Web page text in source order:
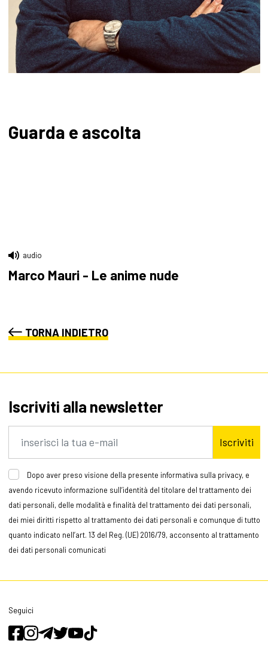
Guarda e ascolta
audio
Marco Mauri - Le anime nude
TORNA INDIETRO
Iscriviti alla newsletter
Iscriviti
Dopo aver preso visione della presente informativa sulla privacy, e
avendo ricevuto informazione sull’identità del titolare del trattamento dei
dati personali, delle modalità e finalità del trattamento dei dati personali,
dei miei diritti rispetto al trattamento dei dati personali e comunque di tutto
quanto indicato nell’art. 13 del Reg. (UE) 2016/79, acconsento al trattamento
dei dati personali comunicati
Seguici